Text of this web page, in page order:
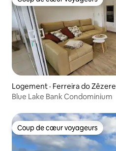
Coup de cœur voyageurs
Logement · Ferreira do Zêzere
Blue Lake Bank Condominium
Coup de cœur voyageurs
Coup de cœur voyageurs